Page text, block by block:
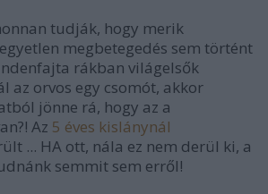
tudják, hogy merik
megbetegedés sem történt
rákban világelsők
az orvos egy csomót, akkor
jönne rá, hogy az a
Az 5 éves kislánynál
... HA ott, nála ez nem derül ki, a
semmit sem erről!